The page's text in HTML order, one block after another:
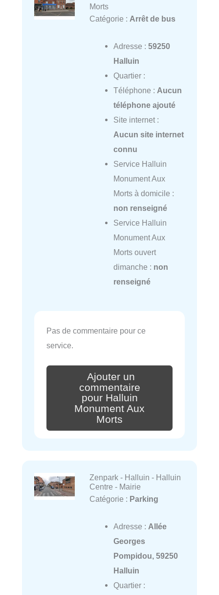
Morts
Catégorie : Arrêt de bus
Adresse : 59250
Halluin
Quartier :
Téléphone : Aucun
téléphone ajouté
Site internet :
Aucun site internet
connu
Service Halluin
Monument Aux
Morts à domicile :
non renseigné
Service Halluin
Monument Aux
Morts ouvert
dimanche : non
renseigné
Pas de commentaire pour ce
service.
Ajouter un
commentaire
pour Halluin
Monument Aux
Morts
Zenpark - Halluin - Halluin
Centre - Mairie
Catégorie : Parking
Adresse : Allée
Georges
Pompidou, 59250
Halluin
Quartier :